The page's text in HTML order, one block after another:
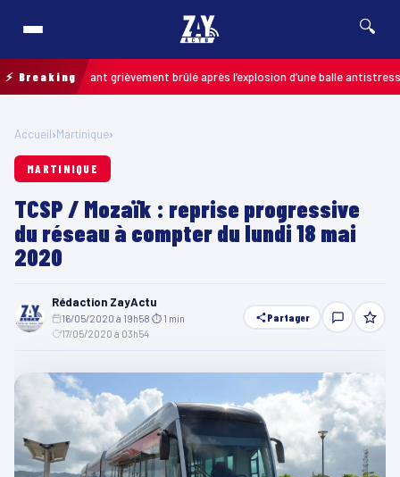
🔍
⚡ Breaking
: un enfant grièvement brûlé après l’explosion d’une balle antistress
Accueil›Martinique›
MARTINIQUE
TCSP / Mozaïk : reprise progressive
du réseau à compter du lundi 18 mai
2020
Rédaction ZayActu
16/05/2020 à 19h58 ⏱ 1 min
17/05/2020 à 03h54
Partager